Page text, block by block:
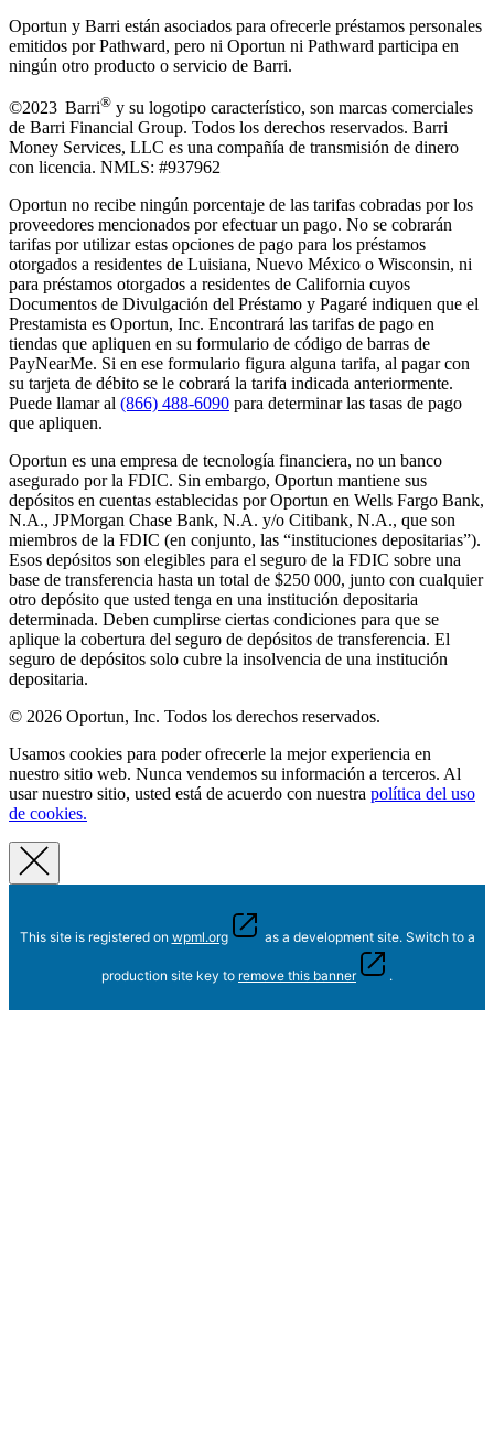
Oportun y Barri están asociados para ofrecerle préstamos personales
emitidos por Pathward, pero ni Oportun ni Pathward participa en
ningún otro producto o servicio de Barri.
©2023 Barri® y su logotipo característico, son marcas comerciales
de Barri Financial Group. Todos los derechos reservados. Barri
Money Services, LLC es una compañía de transmisión de dinero
con licencia. NMLS: #937962
Oportun no recibe ningún porcentaje de las tarifas cobradas por los
proveedores mencionados por efectuar un pago. No se cobrarán
tarifas por utilizar estas opciones de pago para los préstamos
otorgados a residentes de Luisiana, Nuevo México o Wisconsin, ni
para préstamos otorgados a residentes de California cuyos
Documentos de Divulgación del Préstamo y Pagaré indiquen que el
Prestamista es Oportun, Inc. Encontrará las tarifas de pago en
tiendas que apliquen en su formulario de código de barras de
PayNearMe. Si en ese formulario figura alguna tarifa, al pagar con
su tarjeta de débito se le cobrará la tarifa indicada anteriormente.
Puede llamar al (866) 488-6090 para determinar las tasas de pago
que apliquen.
Oportun es una empresa de tecnología financiera, no un banco
asegurado por la FDIC. Sin embargo, Oportun mantiene sus
depósitos en cuentas establecidas por Oportun en Wells Fargo Bank,
N.A., JPMorgan Chase Bank, N.A. y/o Citibank, N.A., que son
miembros de la FDIC (en conjunto, las “instituciones depositarias”).
Esos depósitos son elegibles para el seguro de la FDIC sobre una
base de transferencia hasta un total de $250 000, junto con cualquier
otro depósito que usted tenga en una institución depositaria
determinada. Deben cumplirse ciertas condiciones para que se
aplique la cobertura del seguro de depósitos de transferencia. El
seguro de depósitos solo cubre la insolvencia de una institución
depositaria.
© 2026 Oportun, Inc. Todos los derechos reservados.
Usamos cookies para poder ofrecerle la mejor experiencia en
nuestro sitio web. Nunca vendemos su información a terceros. Al
usar nuestro sitio, usted está de acuerdo con nuestra política del uso
de cookies.
This site is registered on wpml.org as a development site. Switch to a
production site key to remove this banner .